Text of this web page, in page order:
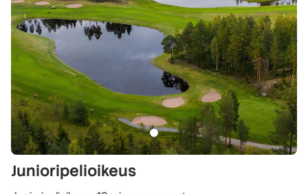
Junioripelioikeus